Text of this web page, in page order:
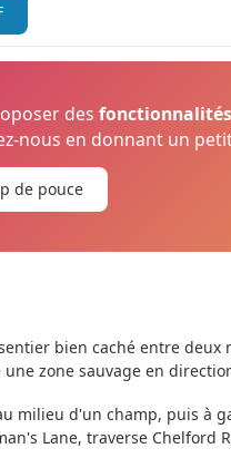
des
nous en donnant un
de pouce
bien caché entre deux
zone sauvage en
milieu d'un champ, puis à
Lane, traverse Chelford